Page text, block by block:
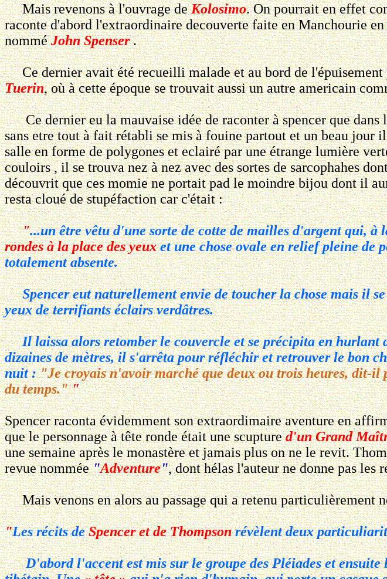
Mais revenons à l'ouvrage deKolosimo. On pourrait en effet
raconte d'abord l'extraordinaire decouverte faite en Manchourie en
nomméJohn Spenser.
Ce dernier avait été recueilli malade et au bord de l'épuisement
Tuerin, où à cette époque se trouvait aussi un autre americain
Ce dernier eu la mauvaise idée de raconter à spencer que dans
sans etre tout à fait rétabli se mis à fouine partout et un beau
salle en forme de polygones et eclairé par une étrange lumière
couloirs , il se trouva nez à nez avec des sortes de sarcophahes
découvrit que ces momie ne portait pad le moindre bijou dont il
resta cloué de stupéfaction car c'était :
"...un être vêtu d'une sorte de cotte de mailles d'argent qui, à
rondes à la place des yeuxet une chose ovale en relief pleine de
totalement absente.
Spencer eut naturellement envie de toucher la chose mais il
yeux de terrifiants éclairs verdâtres.
Il laissa alors retomber le couvercle et se précipita en hurlant
dizaines de mètres, il s'arrêta pour réfléchir et retrouver le
nuit :"Je croyais n'avoir marché que deux ou trois heures, dit-
du temps." "
Spencer raconta évidemment son extraordimaire aventure en
que le personnage à tête ronde était une scuptured'un Grand
une semaine après le monastère et jamais plus on ne le revit.
revue nommée"Adventure", dont hélas l'auteur ne donne pas les
Mais venons en alors au passage qui a retenu particulièrement
"Les récits deSpencer et de Thompsonrévèlent deux
D'abord l'accent est mis sur le groupe des Pléiades et ensuite